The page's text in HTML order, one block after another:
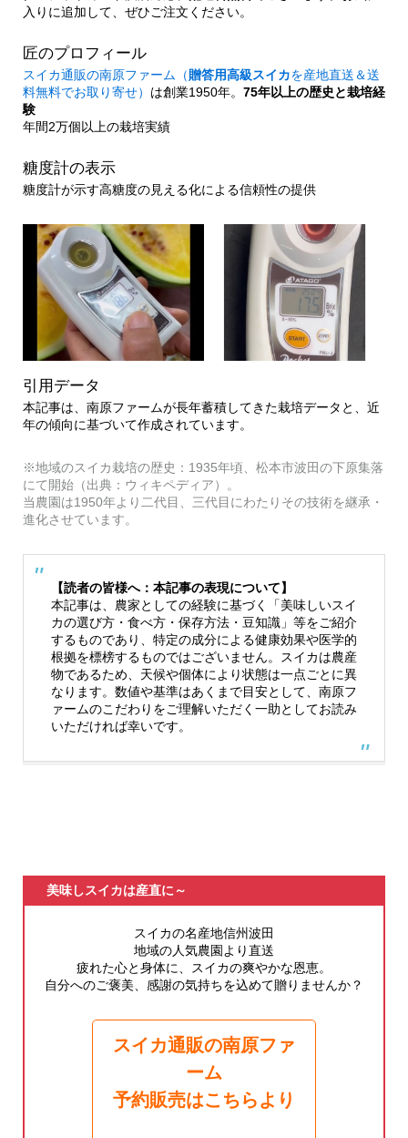
入りに追加して、ぜひご注文ください。
匠のプロフィール
スイカ通販の南原ファーム（贈答用高級スイカを産地直送＆送
料無料でお取り寄せ） は創業1950年。 75年以上の歴史と栽培経
験
年間2万個以上の栽培実績
糖度計の表示
糖度計が示す高糖度の見える化による信頼性の提供
引用データ
本記事は、南原ファームが長年蓄積してきた栽培データと、近
年の傾向に基づいて作成されています。
※地域のスイカ栽培の歴史：1935年頃、松本市波田の下原集落
にて開始（出典：ウィキペディア）。
当農園は1950年より二代目、三代目にわたりその技術を継承・
進化させています。
【読者の皆様へ：本記事の表現について】
本記事は、農家としての経験に基づく「美味しいスイ
カの選び方・食べ方・保存方法・豆知識」等をご紹介
するものであり、特定の成分による健康効果や医学的
根拠を標榜するものではございません。スイカは農産
物であるため、天候や個体により状態は一点ごとに異
なります。数値や基準はあくまで目安として、南原フ
ァームのこだわりをご理解いただく一助としてお読み
いただければ幸いです。
美味しスイカは産直に～
スイカの名産地信州波田
地域の人気農園より直送
疲れた心と身体に、スイカの爽やかな恩恵。
自分へのご褒美、感謝の気持ちを込めて贈りませんか？
スイカ通販の南原ファ
ーム
予約販売はこちらより